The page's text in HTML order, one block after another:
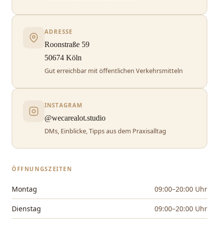
ADRESSE
Roonstraße 59
50674 Köln
Gut erreichbar mit öffentlichen Verkehrsmitteln
INSTAGRAM
@wecarealot.studio
DMs, Einblicke, Tipps aus dem Praxisalltag
ÖFFNUNGSZEITEN
Montag 09:00–20:00 Uhr
Dienstag 09:00–20:00 Uhr